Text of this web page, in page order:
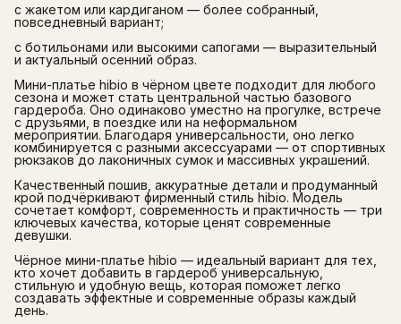
с жакетом или кардиганом — более собранный,
повседневный вариант;
с ботильонами или высокими сапогами — выразительный
и актуальный осенний образ.
Мини-платье hibio в чёрном цвете подходит для любого
сезона и может стать центральной частью базового
гардероба. Оно одинаково уместно на прогулке, встрече
с друзьями, в поездке или на неформальном
мероприятии. Благодаря универсальности, оно легко
комбинируется с разными аксессуарами — от спортивных
рюкзаков до лаконичных сумок и массивных украшений.
Качественный пошив, аккуратные детали и продуманный
крой подчёркивают фирменный стиль hibio. Модель
сочетает комфорт, современность и практичность — три
ключевых качества, которые ценят современные
девушки.
Чёрное мини-платье hibio — идеальный вариант для тех,
кто хочет добавить в гардероб универсальную,
стильную и удобную вещь, которая поможет легко
создавать эффектные и современные образы каждый
день.